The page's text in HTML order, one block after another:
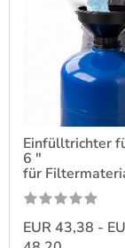
Einfülltrichter
6 "
für
EUR 43,38 -